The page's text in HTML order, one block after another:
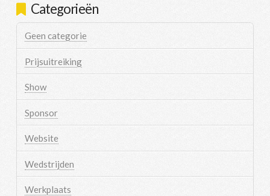
Categorieën
Geen categorie
Prijsuitreiking
Show
Sponsor
Website
Wedstrijden
Werkplaats